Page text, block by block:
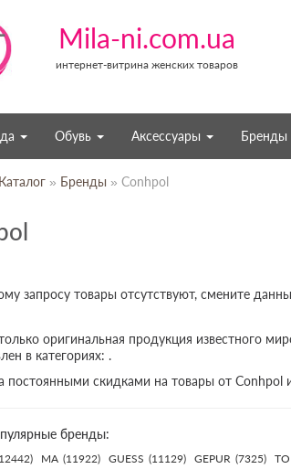
Mila-ni.com.ua
интернет-витрина женских товаров
Обувь Аксессуары Бренды
Каталог » Бренды » Conhpol
запросу товары отсутствуют, смените
оригинальная продукция известного
в категориях: .
постоянными скидками на товары от
бренды:
MA (11922) GUESS (11129) GEPUR (7325)